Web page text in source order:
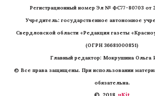
Регистрационный номер Эл № ФС77-80703 от
Учредитель: государственное автономное
Свердловской области «Редакция газеты
(ОГРН 36681000851)
Главный редактор: Мокрушина Ольга
© Все права защищены. При использовании
обязательна.